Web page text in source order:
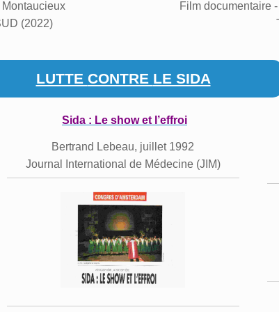
(2022)
Film documentaire
LUTTE CONTRE LE SIDA
Sida : Le show et l’effroi
Bertrand Lebeau, juillet 1992
Journal International de Médecine (JIM)